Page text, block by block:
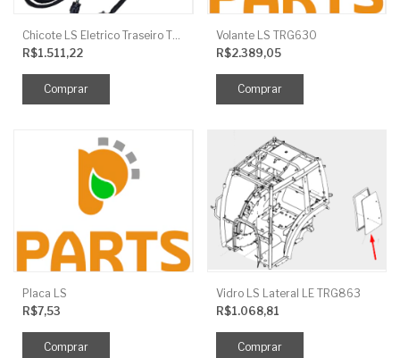
R$1.511,22
Volante LS TRG630
R$2.389,05
Placa LS
R$7,53
Vidro LS Lateral LE TRG863
R$1.068,81